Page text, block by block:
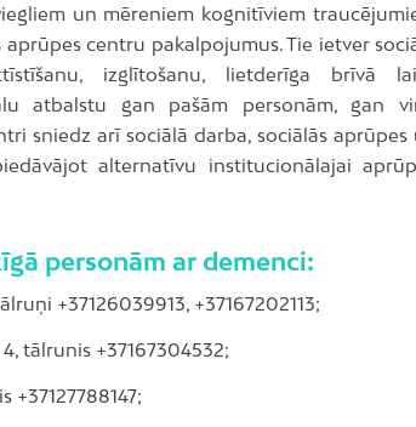
un mēreniem kognitīviem
centru pakalpojumus. Tie ietver
izglītošanu, lietderīga brīvā
atbalstu gan pašām personām, gan
sniedz arī sociālā darba, sociālās aprūpes
alternatīvu institucionālajai
personām ar demenci:
+37126039913, +37167202113;
tālrunis +37167304532;
+37127788147;